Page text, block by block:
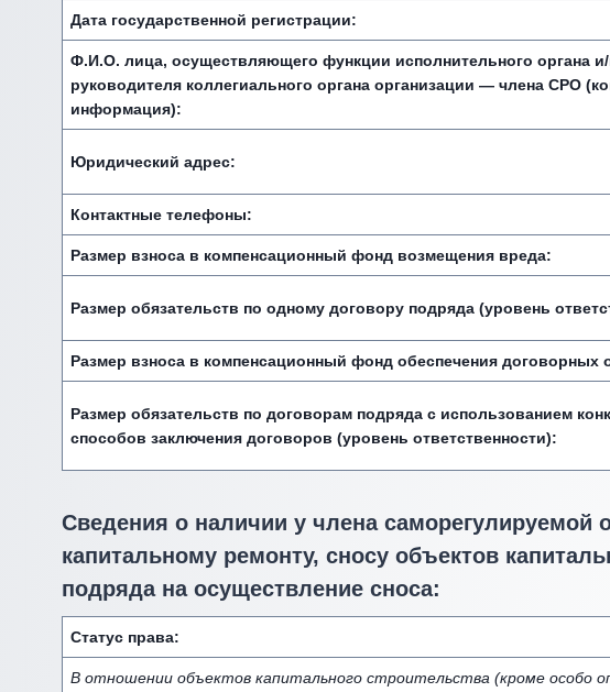
Дата государственной регистрации:
Ф.И.О. лица, осуществляющего функции исполнительного органа
руководителя коллегиального органа организации — члена СРО
информация):
Юридический адрес:
Контактные телефоны:
Размер взноса в компенсационный фонд возмещения вреда:
Размер обязательств по одному договору подряда (уровень
Размер взноса в компенсационный фонд обеспечения договорных
Размер обязательств по договорам подряда с использованием
способов заключения договоров (уровень ответственности):
Сведения о наличии у члена саморегулируемой
капитальному ремонту, сносу объектов
подряда на осуществление сноса:
Статус права:
В отношении объектов капитального строительства (кроме особо